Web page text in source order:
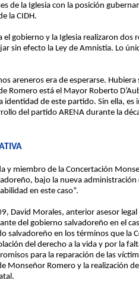
de la Iglesia con la posición
la CIDH.
el gobierno y la Iglesia realizaron
sin efecto la Ley de Amnistía. Lo
areneros era de esperarse.
Romero está el Mayor Roberto
identidad de este partido. Sin ella,
del partido ARENA durante la
y miembro de la Concertación
bajo la nueva
en este caso”.
David Morales, anterior asesor
del gobierno salvadoreño en el
salvadoreño en los términos que la
del derecho a la vida y por la
para la reparación de las
Monseñor Romero y la realización